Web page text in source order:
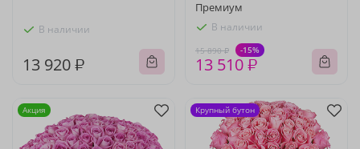
В наличии
13 920 ₽
Премиум
В наличии
15 890 ₽ -15%
13 510 ₽
Акция Крупный бутон